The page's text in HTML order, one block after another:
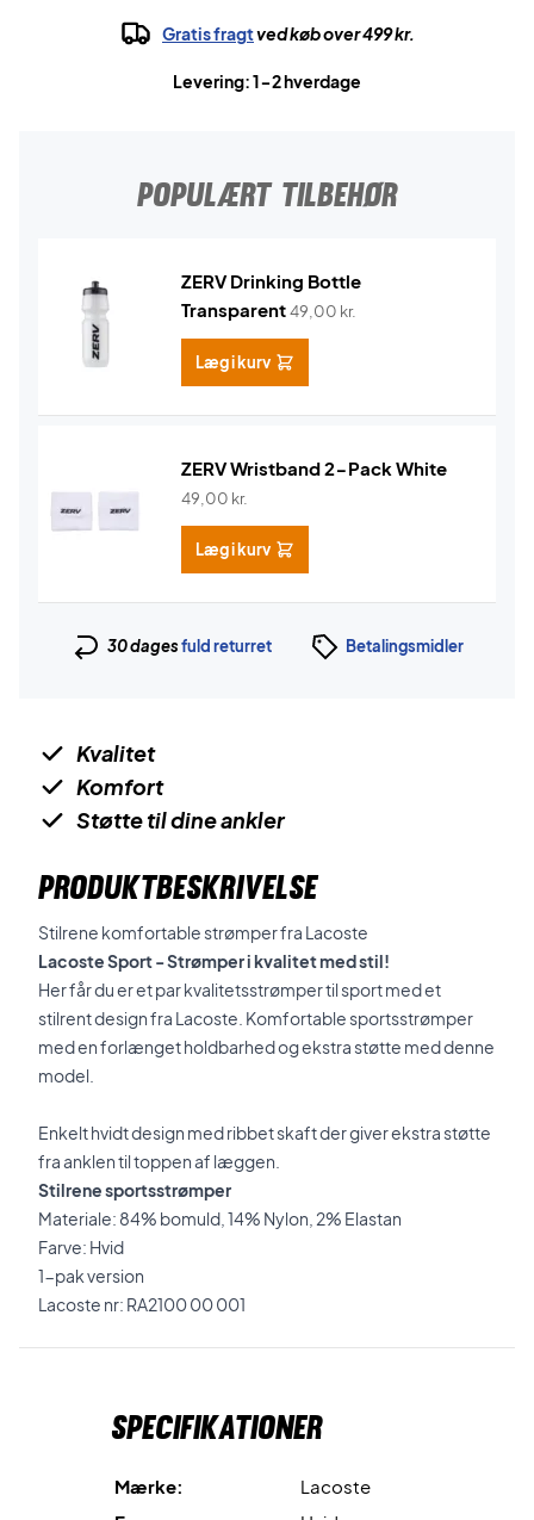
Gratis fragtved køb over 499 kr.
Levering: 1-2 hverdage
POPULÆRT TILBEHØR
ZERV Drinking Bottle
Transparent49,00 kr.
Læg i kurv
ZERV Wristband 2-Pack White
49,00 kr.
Læg i kurv
30 dagesfuld returret Betalingsmidler
Kvalitet
Komfort
Støtte til dine ankler
PRODUKTBESKRIVELSE
Stilrene komfortable strømper fra Lacoste
Lacoste Sport - Strømper i kvalitet med stil!
Her får du er et par kvalitetsstrømper til sport med et
stilrent design fra Lacoste. Komfortable sportsstrømper
med en forlænget holdbarhed og ekstra støtte med denne
model.
Enkelt hvidt design med ribbet skaft der giver ekstra støtte
fra anklen til toppen af læggen.
Stilrenesportsstrømper
Materiale: 84% bomuld, 14% Nylon, 2% Elastan
Farve: Hvid
1-pak version
Lacoste nr: RA2100 00 001
Specifikationer
Mærke:
Lacoste